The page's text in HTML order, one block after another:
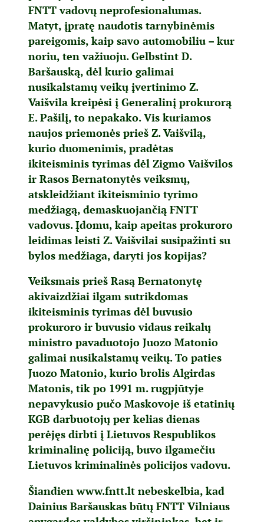
FNTT vadovų neprofesionalumas.
Matyt, įpratę naudotis tarnybinėmis
pareigomis, kaip savo automobiliu – kur
noriu, ten važiuoju. Gelbstint D.
Baršauską, dėl kurio galimai
nusikalstamų veikų įvertinimo Z.
Vaišvila kreipėsi į Generalinį prokurorą
E. Pašilį, to nepakako. Vis kuriamos
naujos priemonės prieš Z. Vaišvilą,
kurio duomenimis, pradėtas
ikiteisminis tyrimas dėl Zigmo Vaišvilos
ir Rasos Bernatonytės veiksmų,
atskleidžiant ikiteisminio tyrimo
medžiagą, demaskuojančią FNTT
vadovus. Įdomu, kaip apeitas prokuroro
leidimas leisti Z. Vaišvilai susipažinti su
bylos medžiaga, daryti jos kopijas?
Veiksmais prieš Rasą Bernatonytę
akivaizdžiai ilgam sutrikdomas
ikiteisminis tyrimas dėl buvusio
prokuroro ir buvusio vidaus reikalų
ministro pavaduotojo Juozo Matonio
galimai nusikalstamų veikų. To paties
Juozo Matonio, kurio brolis Algirdas
Matonis, tik po 1991 m. rugpjūtyje
nepavykusio pučo Maskovoje iš etatinių
KGB darbuotojų per kelias dienas
perėjęs dirbti į Lietuvos Respublikos
kriminalinę policiją, buvo ilgamečiu
Lietuvos kriminalinės policijos vadovu.
Šiandienwww.fntt.lt nebeskelbia, kad
Dainius Baršauskas būtų FNTT Vilniaus